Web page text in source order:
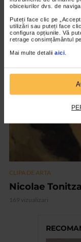
obiceiurilor dvs. de
Puteți face clic pe
utilizări sau puteți face
configura opțiunile. Vă
retrage consimțământul
Mai multe detalii aici
„Invisible
147 vizualizari
VIDEO
CLIPA DE ARTA
Nicolae
169 vizualizari